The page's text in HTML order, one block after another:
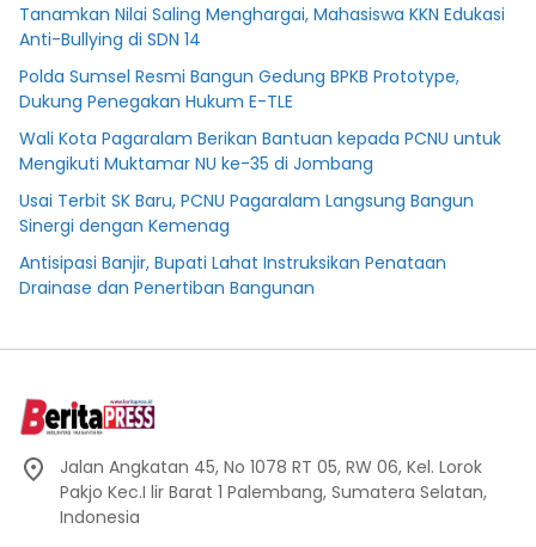
Tanamkan Nilai Saling Menghargai, Mahasiswa KKN Edukasi
Anti-Bullying di SDN 14
Polda Sumsel Resmi Bangun Gedung BPKB Prototype,
Dukung Penegakan Hukum E-TLE
Wali Kota Pagaralam Berikan Bantuan kepada PCNU untuk
Mengikuti Muktamar NU ke-35 di Jombang
Usai Terbit SK Baru, PCNU Pagaralam Langsung Bangun
Sinergi dengan Kemenag
Antisipasi Banjir, Bupati Lahat Instruksikan Penataan
Drainase dan Penertiban Bangunan
Jalan Angkatan 45, No 1078 RT 05, RW 06, Kel. Lorok
Pakjo Kec.I lir Barat 1 Palembang, Sumatera Selatan,
Indonesia